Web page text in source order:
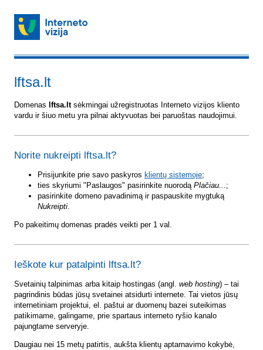
lftsa.lt
Domenas lftsa.ltsėkmingai užregistruotas Interneto vizijos kliento
vardu ir šiuo metu yra pilnai aktyvuotas bei paruoštas naudojimui.
Norite nukreipti lftsa.lt?
Prisijunkite prie savo paskyros klientų sistemoje;
ties skyriumi "Paslaugos" pasirinkite nuorodą Plačiau... ;
pasirinkite domeno pavadinimą ir paspauskite mygtuką
Nukreipti.
Po pakeitimų domenas pradės veikti per 1 val.
Ieškote kur patalpinti lftsa.lt?
Svetainių talpinimas arba kitaip hostingas (angl. web hosting) – tai
pagrindinis būdas jūsų svetainei atsidurti internete. Tai vietos jūsų
internetiniam projektui, el. paštui ar duomenų bazei suteikimas
patikimame, galingame, prie spartaus interneto ryšio kanalo
pajungtame serveryje.
Daugiau nei 15 metų patirtis, aukšta klientų aptarnavimo kokybė,